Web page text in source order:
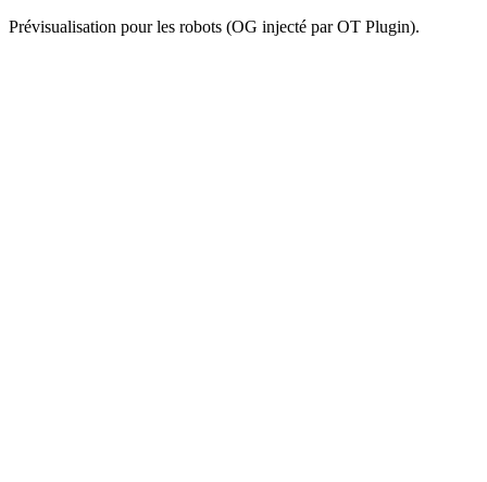
Prévisualisation pour les robots (OG injecté par OT Plugin).